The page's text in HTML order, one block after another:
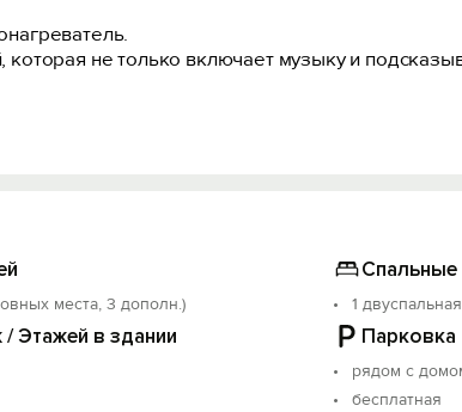
не только включает музыку и
без задержек.
который чувствуется.
места, 3 дополн.)
Спальные
1
Этажей в здании Парковка
рядом с
бесплатная